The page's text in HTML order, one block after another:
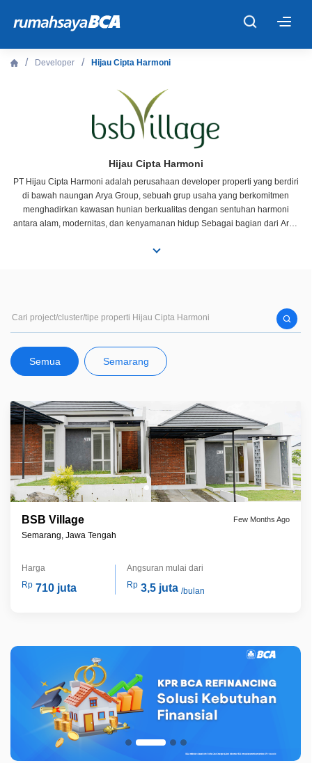
Rekanan
Developer Hijau Cipta Harmoni
Hijau Cipta Harmoni
PT Hijau Cipta Harmoni adalah perusahaan developer properti yang berdiri
di bawah naungan Arya Group, sebuah grup usaha yang berkomitmen
menghadirkan kawasan hunian berkualitas dengan sentuhan harmoni
antara alam, modernitas, dan kenyamanan hidup Sebagai bagian dari Arya
yang tidak hanya menawarkan hunian fungsional, tetapi juga menciptakan
konsep ?Modern Resort Living?, menghadirkan perumahan dengan tata
lingkungan modern, fasilitas pendukung lengkap, serta suasana komunitas
yang ramah dan harmonis Dengan pengalaman dan dukungan profesional
dari Arya Group, PT Hijau Cipta Harmoni berkomitmen untuk membangun
kawasan hunian yang bernilai investasi tinggi
Semua Semarang
BSB Village
Semarang, Jawa Tengah
Few Months Ago
Harga
Rp 710 juta
Angsuran mulai dari
Rp 3,5 juta /bulan